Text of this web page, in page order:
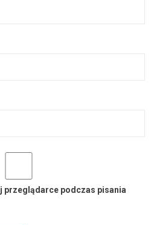
przeglądarce podczas pisania